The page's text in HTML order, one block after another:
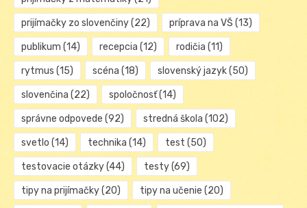
prijímačky zo slovenčiny(22) príprava na VŠ (13)
publikum (14) recepcia (12) rodičia (11)
rytmus (15) scéna (18) slovenský jazyk(50)
slovenčina (22) spoločnosť(14)
správne odpovede (92) stredná škola (102)
svetlo (14) technika (14) test (50)
testovacie otázky(44) testy(69)
tipy na prijímačky(20) tipy na učenie (20)